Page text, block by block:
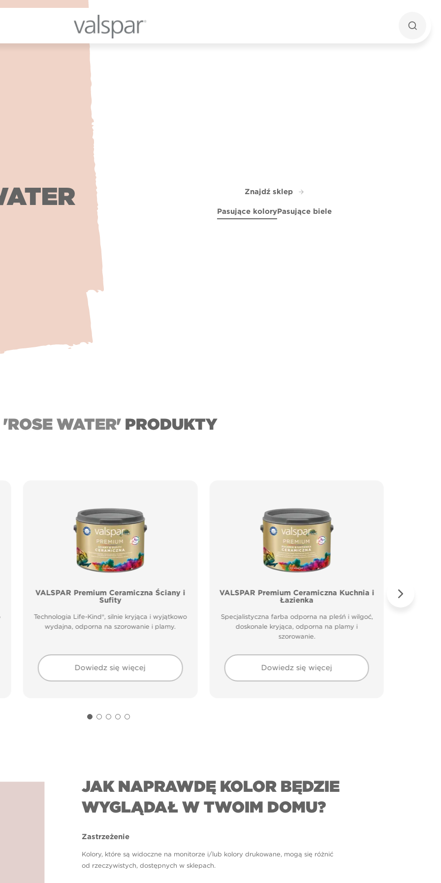
Znajdź sklep
Pasujące koloryPasujące biele
'ROSE WATER'PRODUKTY
VALSPAR Premium Ceramiczna Ściany i
Sufity
Technologia Life-Kind®, silnie kryjąca i wyjątkowo
wydajna, odporna na szorowanie i plamy.
Dowiedz się więcej
VALSPAR Premium Ceramiczna Kuchnia i
Łazienka
Specjalistyczna farba odporna na pleśń i wilgoć,
doskonale kryjąca, odporna na plamy i
szorowanie.
Dowiedz się więcej
JAK NAPRAWDĘ KOLOR BĘDZIE
WYGLĄDAŁ W TWOIM DOMU?
Zastrzeżenie
Kolory, które są widoczne na monitorze i/lub kolory drukowane, mogą się różnić
od rzeczywistych, dostępnych w sklepach.